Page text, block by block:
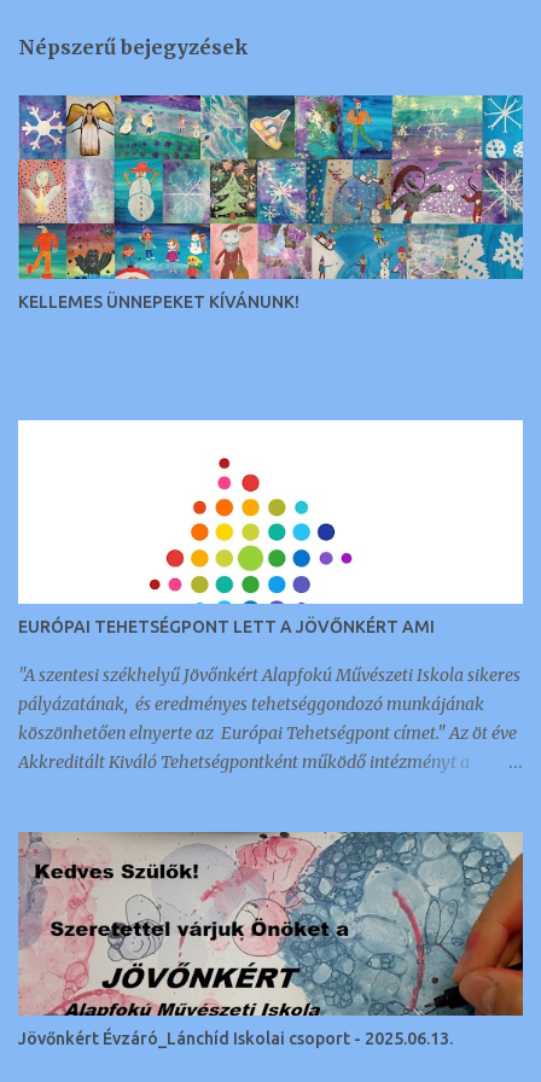
g
y
z
é
s
e
k
Népszerű bejegyzések
KELLEMES ÜNNEPEKET KÍVÁNUNK!
EURÓPAI TEHETSÉGPONT LETT A JÖVŐNKÉRT AMI
"A szentesi székhelyű Jövőnkért Alapfokú Művészeti Iskola sikeres
pályázatának, és eredményes tehetséggondozó munkájának
köszönhetően elnyerte az Európai Tehetségpont címet." Az öt éve
Akkreditált Kiváló Tehetségpontként működő intézményt a
rendelkezik a kontinensen. Az a tehetséggondozó szervezet lehet
Európai Tehetségpont: aki rendelkezik a tehetségek fejlesztésével
kapcsolatos stratégiával, és legalább egyéves gyakorlattal a terv
megvalósítása terén; kész megosztani az információkat a
tehetséggondozási gyakorlatairól és egyéb tehetséggel
kapcsolatos ügyekről más Európai Tehetségpontokkal és Európai
Tehetségközpontokkal; kész együttműködni más Európai
Tehetségpontokkal, ideértve a közös programokban való
Jövőnkért Évzáró_Lánchíd Iskolai csoport - 2025.06.13.